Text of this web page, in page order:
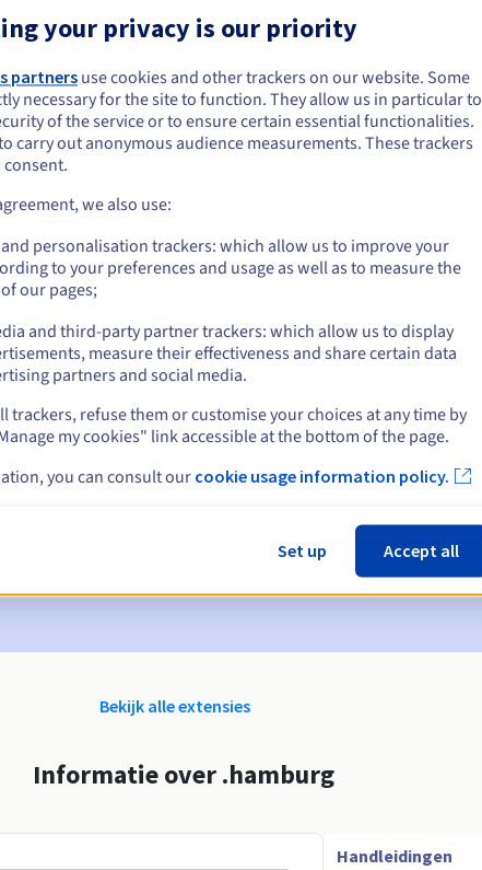
zijn in Hamburg
Beheerregels en meldingen
7 en 3 dagen vóór de vervaldatum
om de verwijdering van de domeinnaam te melden
Bekijk alle extensies
Informatie over .hamburg
Handleidingen
your privacy is our priority
partnersuse cookies and other trackers on our website. Some
necessary for the site to function. They allow us in particular to
of the service or to ensure certain essential functionalities.
carry out anonymous audience measurements. These trackers
we also use:
personalisation trackers: which allow us to improve your
to your preferences and usage as well as to measure the
our pages;
and third-party partner trackers: which allow us to display
measure their effectiveness and share certain data
partners and social media.
trackers, refuse them or customise your choices at any time by
my cookies" link accessible at the bottom of the page.
you can consult our cookie usage information policy.
Set up Accept all